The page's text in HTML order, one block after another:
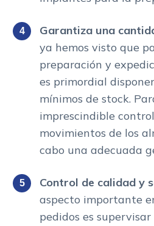
Garantiza una
ya hemos visto que
preparación y
es primordial
mínimos de stock.
imprescindible
movimientos de los
cabo una adecuada
Control de calidad y
aspecto importante
pedidos es supervisar